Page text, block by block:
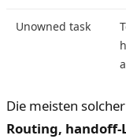
Unowned task
Die meisten
Routing,